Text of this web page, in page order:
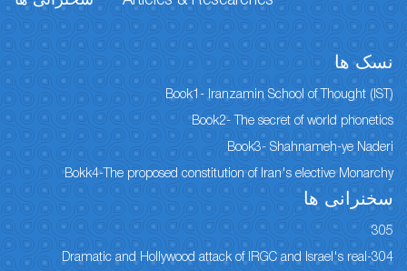
نسک ها
Book1- Iranzamin School of Thought (IST)
Book2- The secret of world phonetics
Book3- Shahnameh-ye Naderi
Bokk4-The proposed constitution of Iran's elective Monarchy
سخنرانی ها
305
304-Dramatic and Hollywood attack of IRGC and Israel's real